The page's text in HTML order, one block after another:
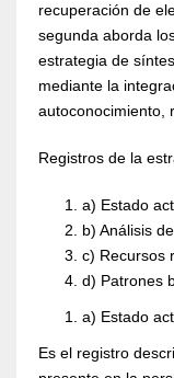
recuperación de
segunda aborda
estrategia de
mediante la
autoconocimiento,
Registros de la
a) Estado
b) Análisis
c) Recursos
d) Patrones
a) Estado
Es el registro